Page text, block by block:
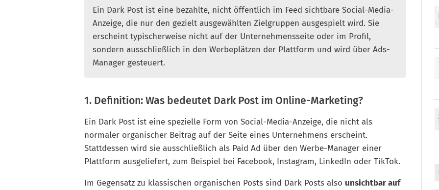
Ein Dark Post ist eine bezahlte, nicht öffentlich im Feed sichtbare Social-Media-
Anzeige, die nur den gezielt ausgewählten Zielgruppen ausgespielt wird. Sie
erscheint typischerweise nicht auf der Unternehmensseite oder im Profil,
sondern ausschließlich in den Werbeplätzen der Plattform und wird über Ads-
Manager gesteuert.
1. Definition: Was bedeutet Dark Post im Online-Marketing?
Ein Dark Post ist eine spezielle Form von Social-Media-Anzeige, die nicht als
normaler organischer Beitrag auf der Seite eines Unternehmens erscheint.
Stattdessen wird sie ausschließlich als Paid Ad über den Werbe-Manager einer
Plattform ausgeliefert, zum Beispiel bei Facebook, Instagram, LinkedIn oder TikTok.
Im Gegensatz zu klassischen organischen Posts sind Dark Posts also unsichtbar auf